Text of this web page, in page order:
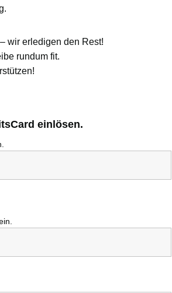
wir erledigen den Rest!
rundum fit.
einlösen.